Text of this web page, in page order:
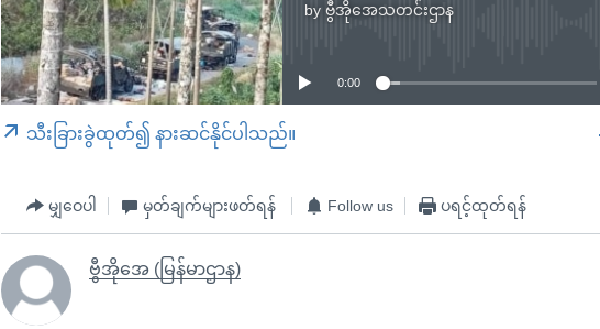
byဗွီအိုအေသတင်းဌာန
No media source currently available
0:00
သီးခြားခွဲထုတ်၍ နားဆင်နိုင်ပါသည်။
မျှဝေပါ မှတ်ချက်များဖတ်ရန် Follow us ပရင့်ထုတ်ရန်
ဗွီအိုအေ (မြန်မာဌာန)